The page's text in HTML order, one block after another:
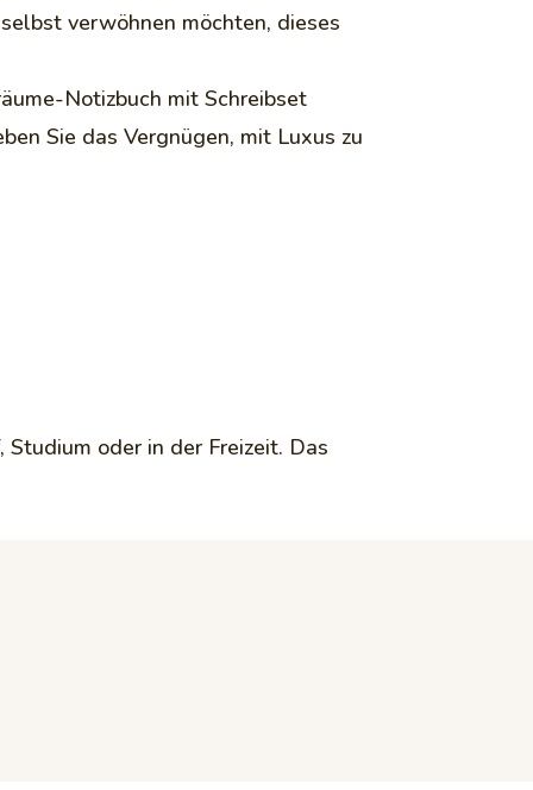
verwöhnen möchten, dieses
Notizbuch mit Schreibset
Sie das Vergnügen, mit Luxus zu
oder in der Freizeit. Das